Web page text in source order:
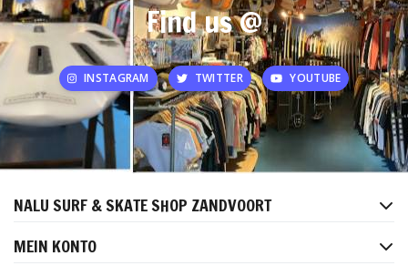
Find us @
INSTAGRAM TWITTER YOUTUBE
NALU SURF & SKATE SHOP ZANDVOORT
MEIN KONTO